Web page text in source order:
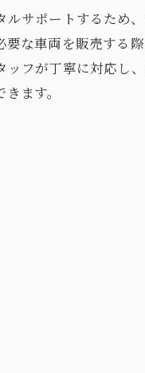
サポートするため
な車両を販売する
フが丁寧に対応し
ます。